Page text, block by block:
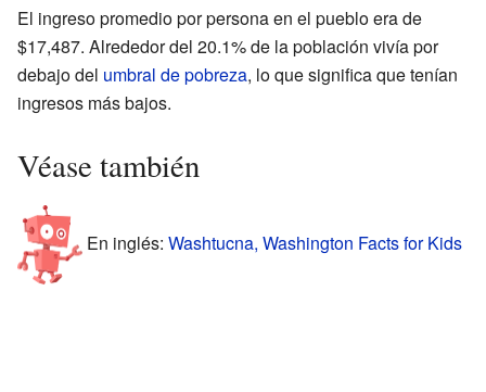
El ingreso promedio por persona en el pueblo era de
$17,487. Alrededor del 20.1% de la población vivía por
debajo del umbral de pobreza, lo que significa que tenían
ingresos más bajos.
Véase también
En inglés: Washtucna, Washington Facts for Kids